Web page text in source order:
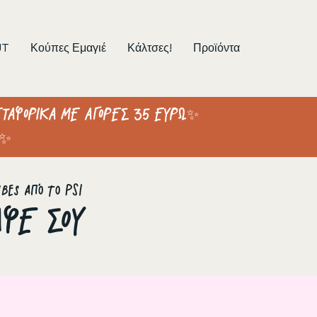
Κούπες Εμαγιέ Κάλτσες! Προϊόντα
ΜΕ ΑΓΟΡΕΣ 35 ΕΥΡΩ✨
από το PSI
ΣΟΥ